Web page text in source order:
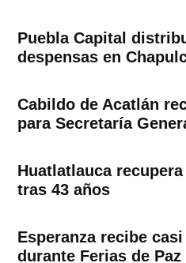
Puebla Capital
despensas en
Cabildo de Acatlán
para Secretaría
Huatlatlauca
tras 43 años
Esperanza recibe
durante Ferias de Paz